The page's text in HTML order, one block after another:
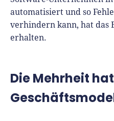
automatisiert und so
verhindern kann, hat das
erhalten.
Die Mehrheit